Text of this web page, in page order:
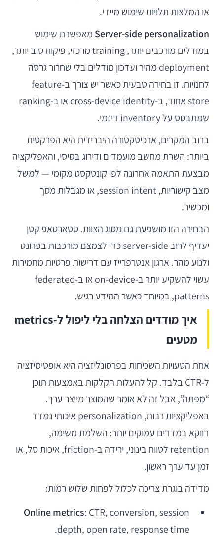
או המלצות תלויות שימוש מיידי.
Server-side personalization מאפשרת שימוש
במודלים מורכבים יותר, training מרכזי, פיקוח טוב יותר,
deployment מהיר ועדכון מודלים בלי שחרור גרסה
לחנויות. זו בחירה טבעית כאשר יש צורך ב-feature
store אחוד, ב-cross-device identity או ב-ranking
שמתבסס על inventory דינמי.
ברוב המקרים, ארכיטקטורה היברידית היא הפרקטית
ביותר: השרת מחשב מועמדים ודירוג בסיסי, והאפליקציה
מבצעת התאמה אחרונה לפי קונטקסט מקומי — למשל
מצב קישוריות, session intent, או מגבלות מסך
ומכשיר.
הבחירה הזו מושפעת גם מסוג הצוות. סטארטאפ קטן
יעדיף לרוב server-side כדי לצמצם מורכבות בפרונט
ולנוע מהר. ארגון אנטרפרייז עם דרישות פרטיות מחמירות
עשוי להשקיע יותר ב-on-device או ב-federated
patterns, במיוחד כאשר המידע רגיש.
איך מודדים הצלחה בלי ליפול ל-metrics
מטעים
אחת הטעויות השכיחות בפרסונליזציה היא אופטימיזציה
ל-CTR בלבד. קל להעלות הקלקות באמצעות תוכן
“מפתה”, אבל זה לא אומר שהמוצר מייצר ערך.
באפליקציות רבות, personalization איכותי נמדד
דווקא במדדים עמוקים יותר: השלמת משימה,
retention לטווח בינוני, ירידה ב-friction, איכות סל, או
זמן עד ערך ראשון.
מדידה בוגרת צריכה לכלול לפחות שלוש רמות:
Online metrics: CTR, conversion, session
depth, open rate, response time.